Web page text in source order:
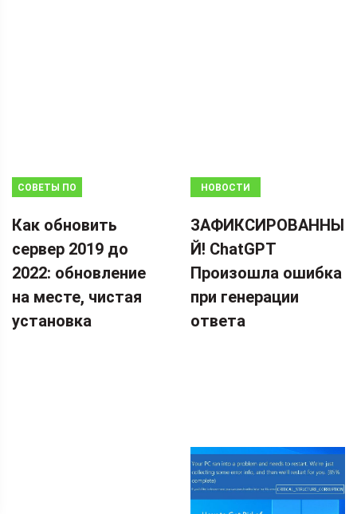
СОВЕТЫ ПО
КОПИРОВАНИЮ
Как обновить
сервер 2019 до
2022: обновление
на месте, чистая
установка
НОВОСТИ
ЗАФИКСИРОВАННЫ
Й! ChatGPT
Произошла ошибка
при генерации
ответа